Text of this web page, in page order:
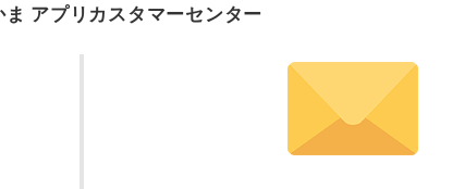
ま アプリカスタマーセンター